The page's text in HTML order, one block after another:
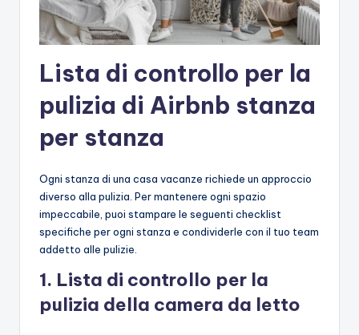
Lista di controllo per la
pulizia di Airbnb stanza
per stanza
Ogni stanza di una casa vacanze richiede un approccio
diverso alla pulizia. Per mantenere ogni spazio
impeccabile, puoi stampare le seguenti checklist
specifiche per ogni stanza e condividerle con il tuo team
addetto alle pulizie.
1. Lista di controllo per la
pulizia della camera da letto